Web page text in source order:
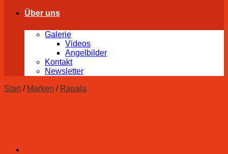
Über uns
Galerie
Videos
Angelbilder
Kontakt
Newsletter
Start / Marken / Rapala